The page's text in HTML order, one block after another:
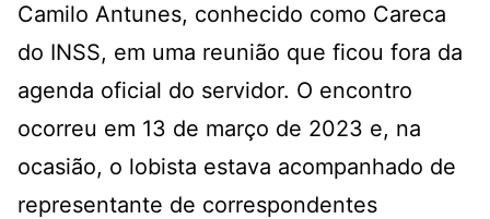
Camilo Antunes, conhecido como Careca
do INSS, em uma reunião que ficou fora da
agenda oficial do servidor. O encontro
ocorreu em 13 de março de 2023 e, na
ocasião, o lobista estava acompanhado de
representante de correspondentes